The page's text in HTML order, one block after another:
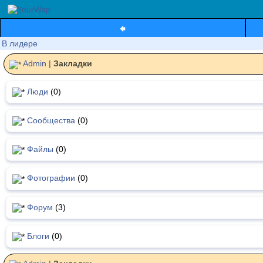
В лидере
Admin | Закладки
Люди (0)
Сообщества (0)
Файлы (0)
Фотографии (0)
Форум (3)
Блоги (0)